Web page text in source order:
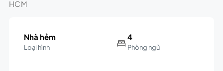
HCM
Nhà hẻm
Loại hình
4
Phòng ngủ